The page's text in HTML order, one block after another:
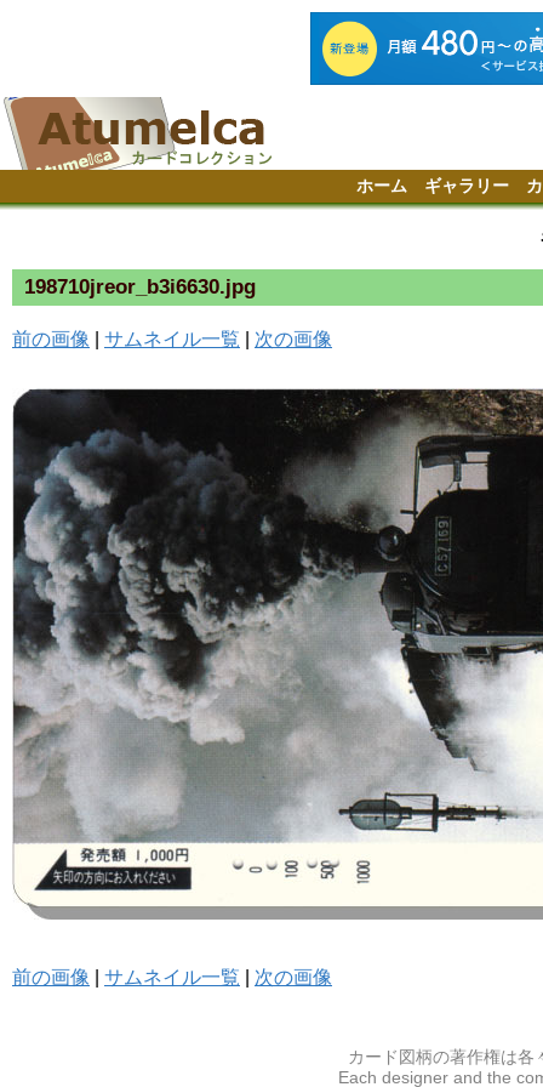
ホーム ギャラリー
198710jreor_b3i6630.jpg
前の画像 サムネイル一覧 次の画像
前の画像 サムネイル一覧 次の画像
カード図柄の著作権は
Each designer and the